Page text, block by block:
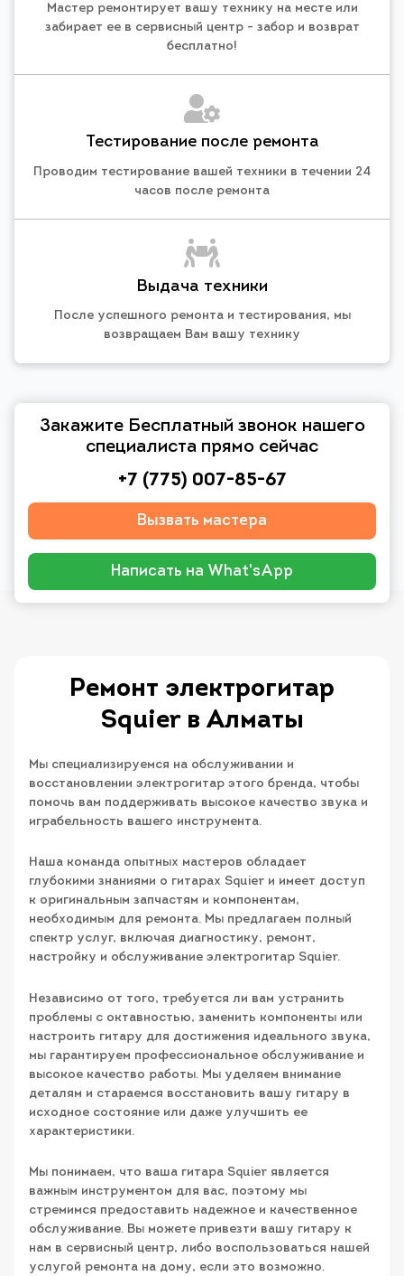
Мастер ремонтирует вашу технику на месте или
забирает ее в сервисный центр - забор и возврат
бесплатно!
Тестирование после ремонта
Проводим тестирование вашей техники в течении 24
часов после ремонта
Выдача техники
После успешного ремонта и тестирования, мы
возвращаем Вам вашу технику
Закажите Бесплатный звонок нашего
специалиста прямо сейчас
+7 (775) 007-85-67
Вызвать мастера
Написать на What'sApp
Ремонт электрогитар
Squier в Алматы
Мы специализируемся на обслуживании и
восстановлении электрогитар этого бренда, чтобы
помочь вам поддерживать высокое качество звука и
играбельность вашего инструмента.
Наша команда опытных мастеров обладает
глубокими знаниями о гитарах Squier и имеет доступ
к оригинальным запчастям и компонентам,
необходимым для ремонта. Мы предлагаем полный
спектр услуг, включая диагностику, ремонт,
настройку и обслуживание электрогитар Squier.
Независимо от того, требуется ли вам устранить
проблемы с октавностью, заменить компоненты или
настроить гитару для достижения идеального звука,
мы гарантируем профессиональное обслуживание и
высокое качество работы. Мы уделяем внимание
деталям и стараемся восстановить вашу гитару в
исходное состояние или даже улучшить ее
характеристики.
Мы понимаем, что ваша гитара Squier является
важным инструментом для вас, поэтому мы
стремимся предоставить надежное и качественное
обслуживание. Вы можете привезти вашу гитару к
нам в сервисный центр, либо воспользоваться нашей
услугой ремонта на дому, если это возможно.